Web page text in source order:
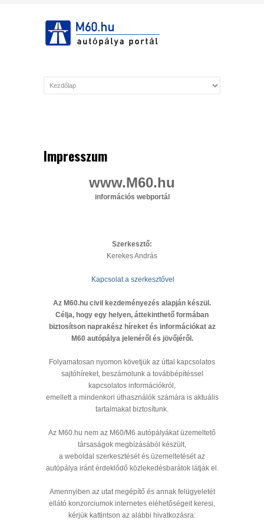
Impresszum
www.M60.hu
információs webportál
Szerkesztő:
Kerekes András
Kapcsolat a szerkesztővel
Az M60.hu civil kezdeményezés alapján készül.
Célja, hogy egy helyen, áttekinthető formában
biztosítson naprakész híreket és információkat az
M60 autópálya jelenéről és jövőjéről.
Folyamatosan nyomon követjük az úttal kapcsolatos
sajtóhíreket, beszámolunk a továbbépítéssel
kapcsolatos információkról,
emellett a mindenkori úthasználók számára is aktuális
tartalmakat biztosítunk.
Az M60.hu nem az M60/M6 autópályákat üzemeltető
társaságok megbízásából készült,
a weboldal szerkesztését és üzemeltetését az
autópálya iránt érdeklődő közlekedésbarátok látják el.
Amennyiben az utat megépítő és annak felügyeletét
ellátó konzorciumok internetes eléhetőségeit keresi,
kérjük kattintson az alábbi hivatkozásra: